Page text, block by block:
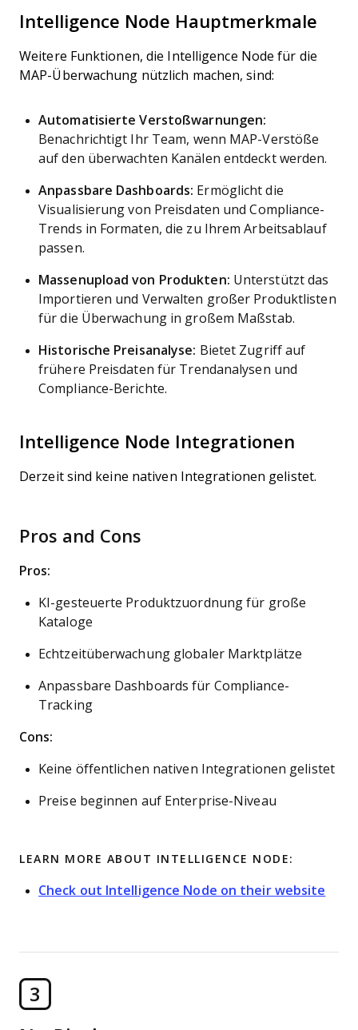
Intelligence Node Hauptmerkmale
Weitere Funktionen, die Intelligence Node für die
MAP-Überwachung nützlich machen, sind:
Automatisierte Verstoßwarnungen:
Benachrichtigt Ihr Team, wenn MAP-Verstöße
auf den überwachten Kanälen entdeckt werden.
Anpassbare Dashboards: Ermöglicht die
Visualisierung von Preisdaten und Compliance-
Trends in Formaten, die zu Ihrem Arbeitsablauf
passen.
Massenupload von Produkten: Unterstützt das
Importieren und Verwalten großer Produktlisten
für die Überwachung in großem Maßstab.
Historische Preisanalyse: Bietet Zugriff auf
frühere Preisdaten für Trendanalysen und
Compliance-Berichte.
Intelligence Node Integrationen
Derzeit sind keine nativen Integrationen gelistet.
Pros and Cons
Pros:
KI-gesteuerte Produktzuordnung für große
Kataloge
Echtzeitüberwachung globaler Marktplätze
Anpassbare Dashboards für Compliance-
Tracking
Cons:
Keine öffentlichen nativen Integrationen gelistet
Preise beginnen auf Enterprise-Niveau
LEARN MORE ABOUT INTELLIGENCE NODE:
Check out Intelligence Node on their website
3